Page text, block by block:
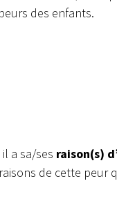
des enfants.
a sa/ses raison(s)
de cette peur